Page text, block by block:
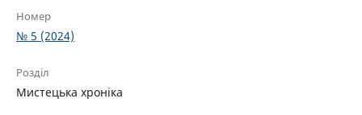
Номер
№ 5 (2024)
Розділ
Мистецька хроніка